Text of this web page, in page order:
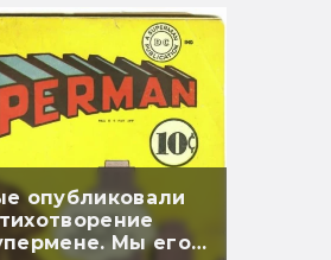
опубликовали
Мы его